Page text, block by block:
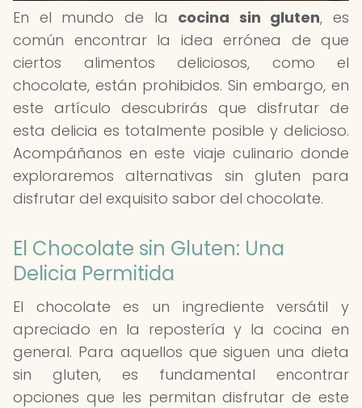
En el mundo de la cocina sin gluten, es
común encontrar la idea errónea de que
ciertos alimentos deliciosos, como el
chocolate, están prohibidos. Sin embargo, en
este artículo descubrirás que disfrutar de
esta delicia es totalmente posible y delicioso.
Acompáñanos en este viaje culinario donde
exploraremos alternativas sin gluten para
disfrutar del exquisito sabor del chocolate.
El Chocolate sin Gluten: Una
Delicia Permitida
El chocolate es un ingrediente versátil y
apreciado en la repostería y la cocina en
general. Para aquellos que siguen una dieta
sin gluten, es fundamental encontrar
opciones que les permitan disfrutar de este